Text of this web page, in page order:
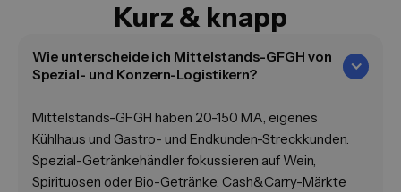
Kurz & knapp
Wie unterscheide ich Mittelstands-GFGH von
Spezial- und Konzern-Logistikern?
Mittelstands-GFGH haben 20-150 MA, eigenes
Kühlhaus und Gastro- und Endkunden-Streckkunden.
Spezial-Getränkehändler fokussieren auf Wein,
Spirituosen oder Bio-Getränke. Cash&Carry-Märkte